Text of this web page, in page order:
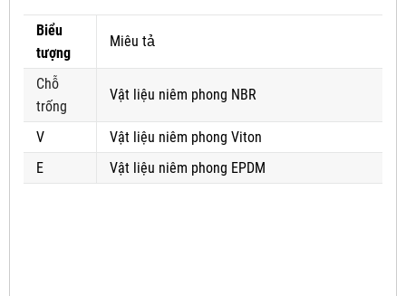
Biểu
tượng
Miêu tả
Chỗ
trống
Vật liệu niêm phong NBR
V
Vật liệu niêm phong Viton
E
Vật liệu niêm phong EPDM